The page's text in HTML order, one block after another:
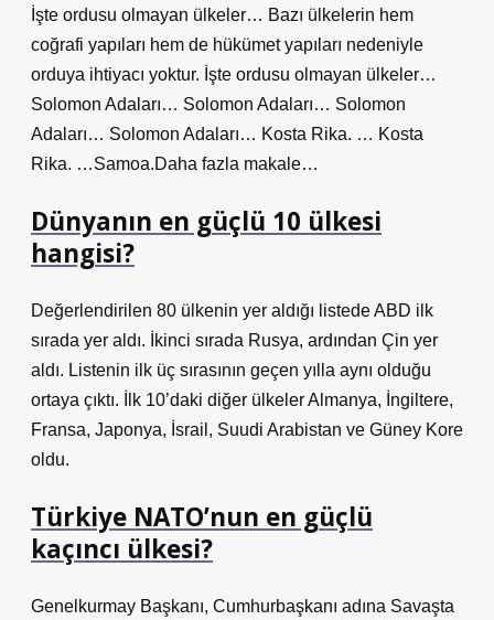
İşte ordusu olmayan ülkeler… Bazı ülkelerin hem
coğrafi yapıları hem de hükümet yapıları nedeniyle
orduya ihtiyacı yoktur. İşte ordusu olmayan ülkeler…
Solomon Adaları… Solomon Adaları… Solomon
Adaları… Solomon Adaları… Kosta Rika. … Kosta
Rika. …Samoa.Daha fazla makale…
Dünyanın en güçlü 10 ülkesi
hangisi?
Değerlendirilen 80 ülkenin yer aldığı listede ABD ilk
sırada yer aldı. İkinci sırada Rusya, ardından Çin yer
aldı. Listenin ilk üç sırasının geçen yılla aynı olduğu
ortaya çıktı. İlk 10’daki diğer ülkeler Almanya, İngiltere,
Fransa, Japonya, İsrail, Suudi Arabistan ve Güney Kore
oldu.
Türkiye NATO’nun en güçlü
kaçıncı ülkesi?
Genelkurmay Başkanı, Cumhurbaşkanı adına Savaşta